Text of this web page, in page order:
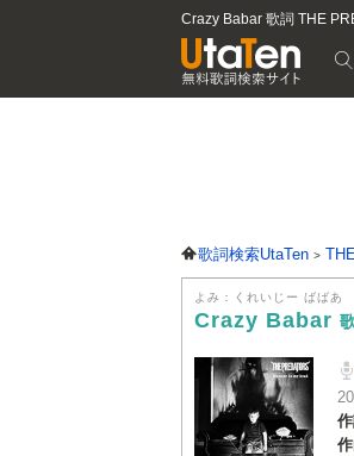
Crazy Babar 歌詞 THE
歌詞検索UtaTen
よみ：くれいじー ばばあ
Crazy Babar